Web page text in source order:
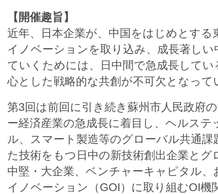
【開催趣旨】
近年、日本企業が、中国をはじめとす
イノベーションを取り込み、成長著し
ていくためには、日中間で急成長して
心とした戦略的な共創が不可欠となって
第3回は前回に引き続き蘇州市人民政府
ー経済産業の急成長に着目し、ヘルス
ル、スマート製造等のグローバル共通
た技術をもつ日中の新技術創出企業と
中堅・大企業、ベンチャーキャピタル
イノベーション（GOI）に取り組むOI